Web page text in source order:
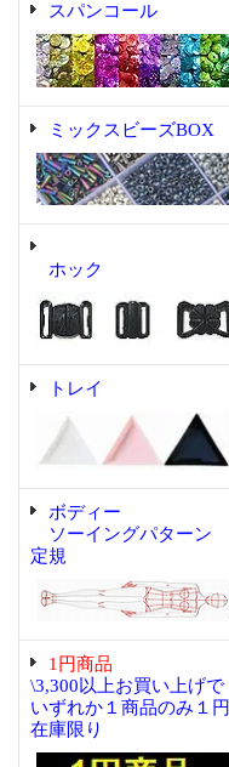
スパンコール
ミックスビーズBOX
ホック
トレイ
ボディー
ソーイングパターン
定規
1円商品
\3,300以上お買い上げで
いずれか１商品のみ１円
在庫限り